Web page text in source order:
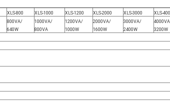
XLS-800 XLS-1000 XLS-1200 XLS-2000 XLS-3000 XLS-
800VA/
640W
1000VA/
800VA
1200VA/
1000W
2000VA/
1600W
3000VA/
2400W
3200W